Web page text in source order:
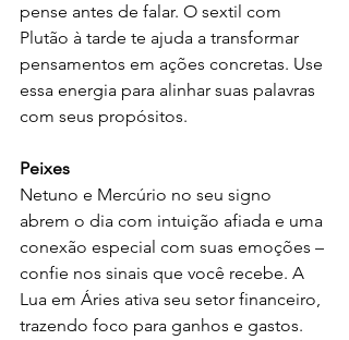
pense antes de falar. O sextil com
Plutão à tarde te ajuda a transformar
pensamentos em ações concretas. Use
essa energia para alinhar suas palavras
com seus propósitos.
Peixes
Netuno e Mercúrio no seu signo
abrem o dia com intuição afiada e uma
conexão especial com suas emoções –
confie nos sinais que você recebe. A
Lua em Áries ativa seu setor financeiro,
trazendo foco para ganhos e gastos.